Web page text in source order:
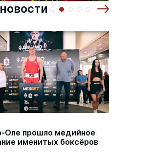
же, тогда же
Оле прошло медийное
именитых боксёров